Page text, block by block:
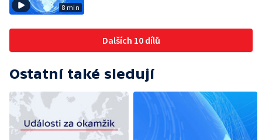
8 min
Dalších 10 dílů
Ostatní také sledují